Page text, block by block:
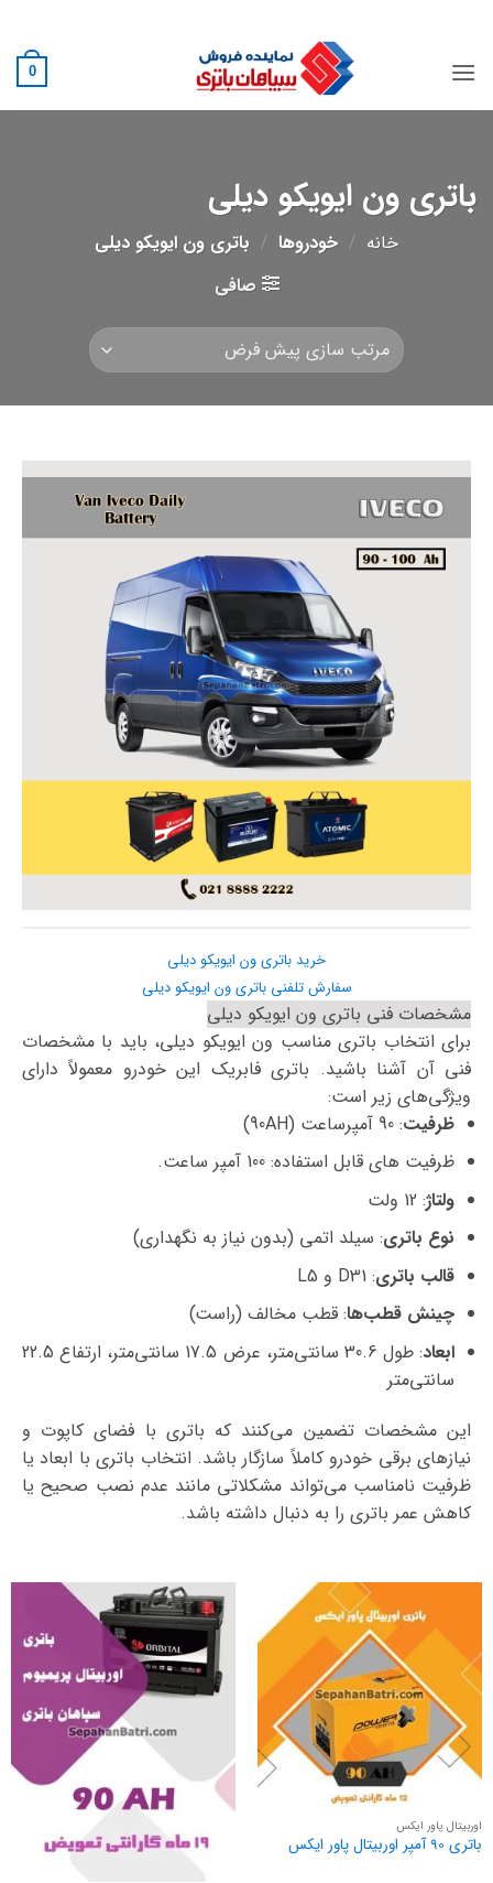
content
0
باتری ون ایویکو دیلی
خانه / خودروها / باتری ون ایویکو دیلی
صافی
خرید باتری ون ایویکو دیلی
سفارش تلفنی باتری ون ایویکو دیلی
مشخصات فنی باتری ون ایویکو دیلی
برای انتخاب باتری مناسب ون ایویکو دیلی، باید با مشخصات
فنی آن آشنا باشید. باتری فابریک این خودرو معمولاً دارای
ویژگی‌های زیر است:
ظرفیت: 90 آمپرساعت (90AH)
ظرفیت های قابل استفاده: 100 آمپر ساعت.
ولتاژ: 12 ولت
نوع باتری: سیلد اتمی (بدون نیاز به نگهداری)
قالب باتری: D31 و L5
چینش قطب‌ها: قطب مخالف (راست)
ابعاد
: طول 30.6 سانتی‌متر، عرض 17.5 سانتی‌متر، ارتفاع 22.5
سانتی‌متر
این مشخصات تضمین می‌کنند که باتری با فضای کاپوت و
نیازهای برقی خودرو کاملاً سازگار باشد. انتخاب باتری با ابعاد یا
ظرفیت نامناسب می‌تواند مشکلاتی مانند عدم نصب صحیح یا
کاهش عمر باتری را به دنبال داشته باشد.
اوربیتال پاور ایکس
باتری 90 آمپر اوربیتال پاور ایکس